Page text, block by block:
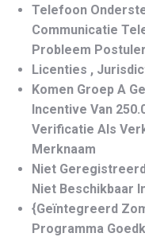
Telefoon
Communicatie
Probleem
Licenties ,
Komen Groep A
Incentive Van
Verificatie Als
Merknaam
Niet
Niet Beschikbaar
{Geïntegreerd
Programma